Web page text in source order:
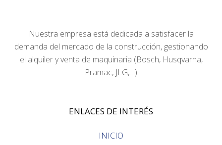
Nuestra empresa está dedicada a satisfacer la
demanda del mercado de la construcción, gestionando
el alquiler y venta de maquinaria (Bosch, Husqvarna,
Pramac, JLG,…)
ENLACES DE INTERÉS
INICIO